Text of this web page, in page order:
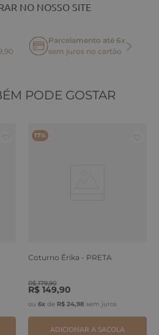
NO NOSSO SITE
Parcelamento até 6x
sem juros no cartão
PODE GOSTAR
17%
Coturno Érika - PRETA
R$ 179,90
R$ 149,90
ou 6x de R$ 24,98 sem juros
ADICIONAR A SACOLA